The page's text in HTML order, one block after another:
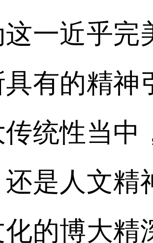
这一近乎完
具有的精神
统性当中
是人文精
的博大精